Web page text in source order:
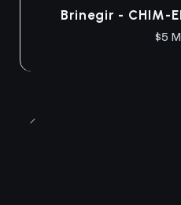
Brinegir - CHIM-
$5